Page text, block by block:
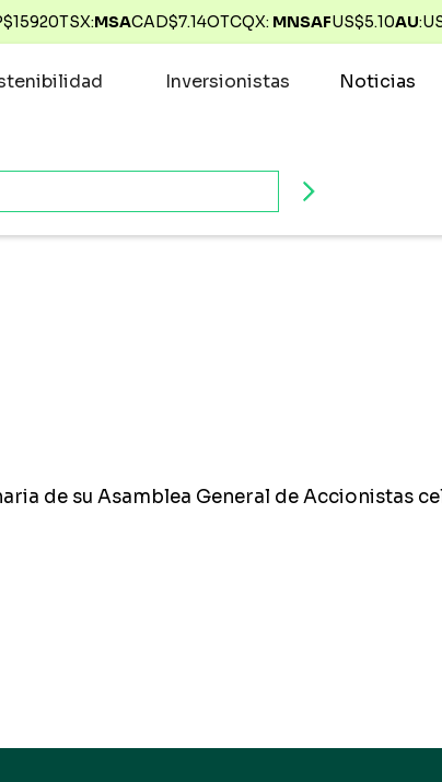
15920TSX:MSACAD$7.14OTCQX: MNSAFUS$5.10AU:
Inversionistas Noticias
de su Asamblea General de Accionistas